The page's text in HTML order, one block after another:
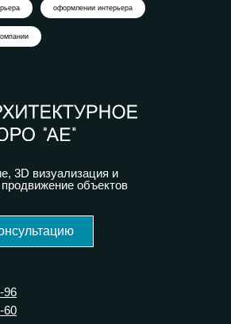
оформлении интерьера
96
60
3D визуализация и
продвижение объектов